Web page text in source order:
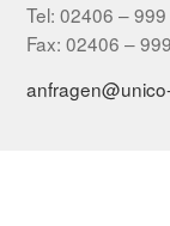
Tel: 02406 –
Fax: 02406 –